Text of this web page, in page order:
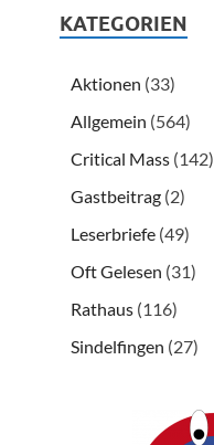
KATEGORIEN
Aktionen (33)
Allgemein (564)
Critical Mass (142)
Gastbeitrag (2)
Leserbriefe (49)
Oft Gelesen (31)
Rathaus (116)
Sindelfingen (27)